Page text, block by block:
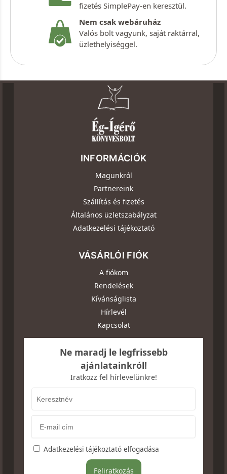
fizetés SimplePay-en keresztül.
Nem csak webáruház
Valós bolt vagyunk, saját raktárral,
üzlethelyiséggel.
INFORMÁCIÓK
Magunkról
Partnereink
Szállítás és fizetés
Általános üzletszabályzat
Adatkezelési tájékoztató
VÁSÁRLÓI FIÓK
A fiókom
Rendelések
Kívánságlista
Hírlevél
Kapcsolat
Ne maradj le legfrissebb
ajánlatainkról!
Iratkozz fel hírlevelünkre!
Adatkezelési tájékoztató elfogadása